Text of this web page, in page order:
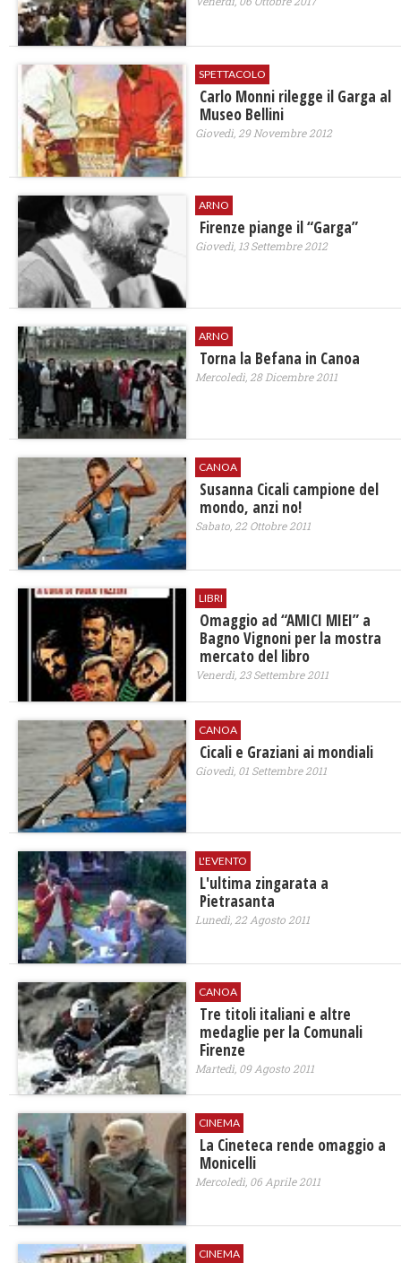
SPETTACOLO
Carlo Monni rilegge il Garga al
Museo Bellini
Giovedì, 29 Novembre 2012
ARNO
Firenze piange il “Garga”
Giovedì, 13 Settembre 2012
ARNO
Torna la Befana in Canoa
Mercoledì, 28 Dicembre 2011
CANOA
Susanna Cicali campione del
mondo, anzi no!
Sabato, 22 Ottobre 2011
LIBRI
Omaggio ad “AMICI MIEI” a
Bagno Vignoni per la mostra
mercato del libro
Venerdì, 23 Settembre 2011
CANOA
Cicali e Graziani ai mondiali
Giovedì, 01 Settembre 2011
L'EVENTO
L'ultima zingarata a
Pietrasanta
Lunedì, 22 Agosto 2011
CANOA
Tre titoli italiani e altre
medaglie per la Comunali
Firenze
Martedì, 09 Agosto 2011
CINEMA
La Cineteca rende omaggio a
Monicelli
Mercoledì, 06 Aprile 2011
CINEMA